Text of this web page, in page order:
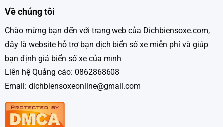
Về chúng tôi
Chào mừng bạn đến với trang web của Dichbiensoxe.com,
đây là website hỗ trợ bạn dịch biển số xe miễn phí và giúp
bạn định giá biển số xe của mình
Liên hệ Quảng cáo: 0862868608
Email: dichbiensoxeonline@gmail.com